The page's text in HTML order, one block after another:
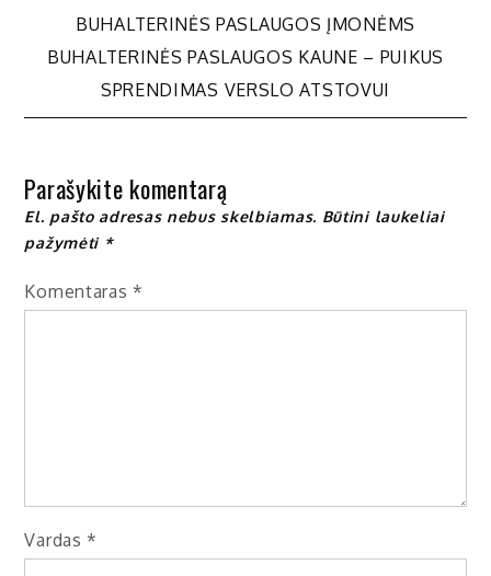
Navigacija
tarp
BUHALTERINĖS PASLAUGOS ĮMONĖMS
BUHALTERINĖS PASLAUGOS KAUNE – PUIKUS
SPRENDIMAS VERSLO ATSTOVUI
Parašykite komentarą
El. pašto adresas nebus skelbiamas. Būtini laukeliai
pažymėti *
Komentaras *
Vardas *